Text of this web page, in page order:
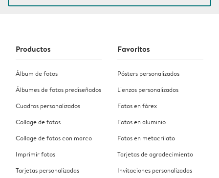
Productos
Álbum de fotos
Álbumes de fotos prediseñados
Cuadros personalizados
Collage de fotos
Collage de fotos con marco
Imprimir fotos
Tarjetas personalizadas
Favoritos
Pósters personalizados
Lienzos personalizados
Fotos en fórex
Fotos en aluminio
Fotos en metacrilato
Tarjetas de agradecimiento
Invitaciones personalizadas